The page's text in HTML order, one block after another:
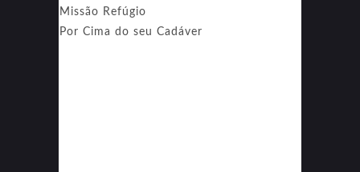
Missão Refúgio
Por Cima do seu Cadáver